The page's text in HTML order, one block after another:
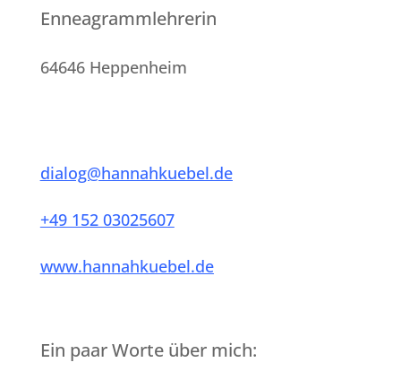
Enneagrammlehrerin
64646 Heppenheim
dialog@hannahkuebel.de
+49 152 03025607
www.hannahkuebel.de
Ein paar Worte über mich: